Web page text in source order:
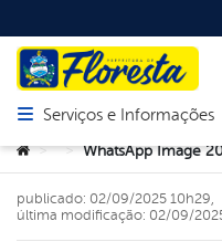
Abrir menu principal de
Serviços e Informações
Você está aqui:
> > WhatsApp Image
publicado: 02/09/2025 10h29,
última modificação: 02/09/